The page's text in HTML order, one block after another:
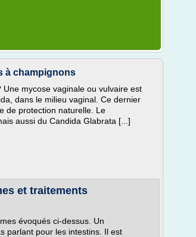
à champignons
mycose vaginale ou vulvaire est
dans le milieu vaginal. Ce dernier
de protection naturelle. Le
aussi du Candida Glabrata [...]
et traitements
évoqués ci-dessus. Un
parlant pour les intestins. Il est